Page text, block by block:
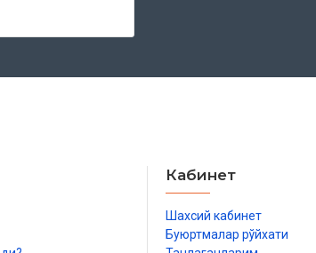
bandasi
shevasi
Кабинет
Шахсий кабинет
Буюртмалар рўйхати